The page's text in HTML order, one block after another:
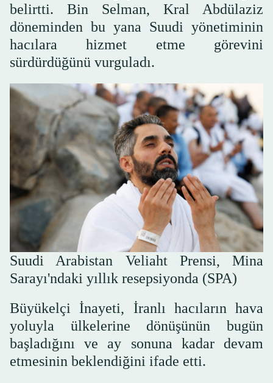
belirtti. Bin Selman, Kral Abdülaziz
döneminden bu yana Suudi yönetiminin
hacılara hizmet etme görevini
sürdürdüğünü vurguladı.
Suudi Arabistan Veliaht Prensi, Mina
Sarayı'ndaki yıllık resepsiyonda (SPA)
Büyükelçi İnayeti, İranlı hacıların hava
yoluyla ülkelerine dönüşünün bugün
başladığını ve ay sonuna kadar devam
etmesinin beklendiğini ifade etti.